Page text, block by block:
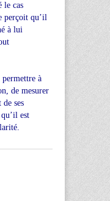
le cas
perçoit qu’il
à lui
permettre à
de mesurer
de ses
est